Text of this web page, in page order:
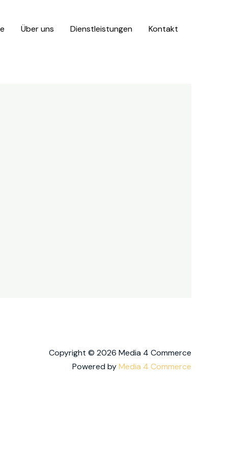
Über uns Dienstleistungen Kontakt
Copyright © 2026 Media 4 Commerce
Powered byMedia 4 Commerce